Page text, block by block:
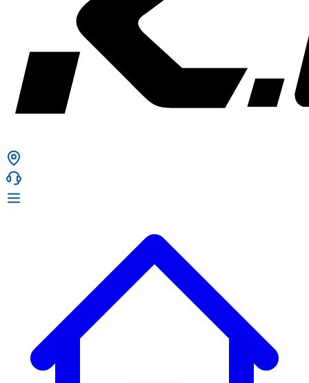
การรับประกันสินค้า
ข่าวสารและโปรโมชั่น
ติดต่อเรา
02 393 3356
ก. เจริญยางยนต์ (บริษัท มิ้งค์ แอนด์ ซีน จำกัด) 2275 ถ.สุขุมวิท
(ระหว่างซอยสุขุมวิท 89/1 - 91) แขวงบางจาก เขตพระโขนง
กรุงเทพมหานคร 10260
ก. เจริญค็อกพิท